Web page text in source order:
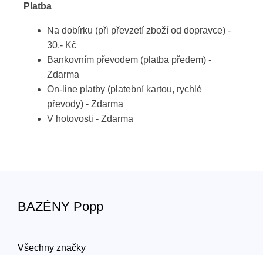
Platba
Na dobírku (při převzetí zboží od dopravce) -
30,- Kč
Bankovním převodem (platba předem) -
Zdarma
On-line platby (platební kartou, rychlé
převody) - Zdarma
V hotovosti - Zdarma
BAZÉNY Popp
Všechny značky